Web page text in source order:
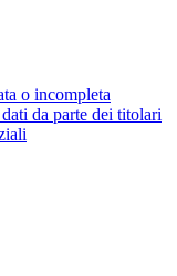
o incompleta
da parte dei titolari